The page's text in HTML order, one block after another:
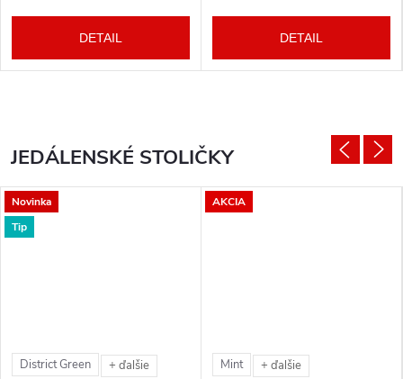
DETAIL DETAIL
JEDÁLENSKÉ STOLIČKY
Novinka
Tip
District Green + ďalšie
AKCIA
Mint + ďalšie